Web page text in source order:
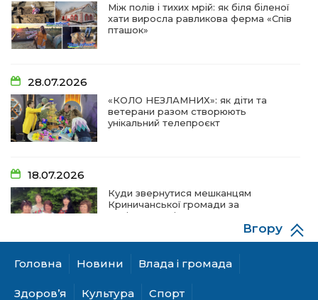
Між полів і тихих мрій: як біля біленої
хати виросла равликова ферма «Спів
пташок»
28.07.2026
«КОЛО НЕЗЛАМНИХ»: як діти та
ветерани разом створюють
унікальний телепроєкт
18.07.2026
Куди звернутися мешканцям
Криничанської громади за
соціальною підтримкою
17.07.2026
жителька Первозванівки Олена
Головна Новини Влада і громада
Здоров’я Культура Спорт
Вгору